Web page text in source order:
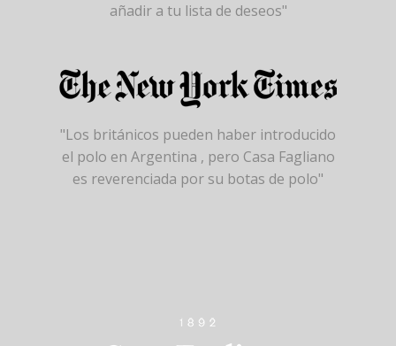
añadir a tu lista de deseos"
"Los británicos pueden haber introducido
el polo en Argentina , pero Casa Fagliano
es reverenciada por su botas de polo"